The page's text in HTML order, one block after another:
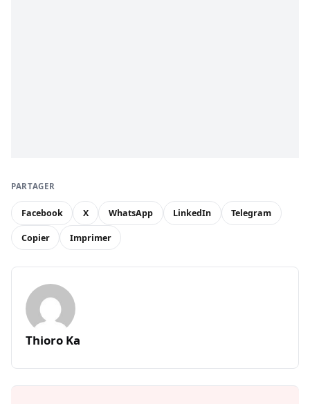
PARTAGER
Facebook X WhatsApp LinkedIn Telegram
Copier Imprimer
Thioro Ka